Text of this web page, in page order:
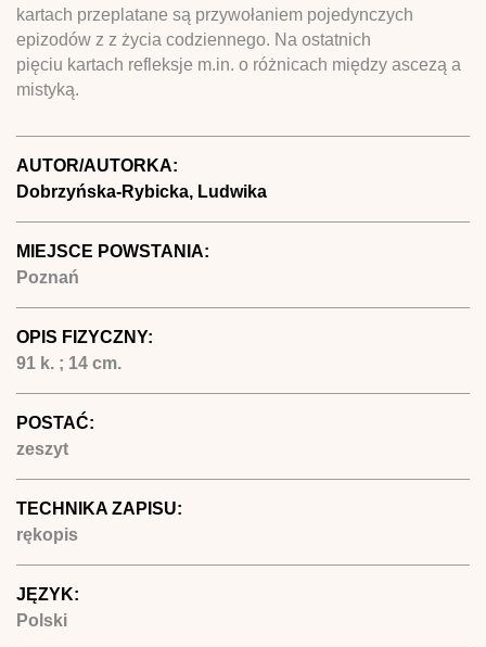
kartach przeplatane są przywołaniem pojedynczych
epizodów z z życia codziennego. Na ostatnich
pięciu kartach refleksje m.in. o różnicach między ascezą a
mistyką.
AUTOR/AUTORKA:
Dobrzyńska-Rybicka, Ludwika
MIEJSCE POWSTANIA:
Poznań
OPIS FIZYCZNY:
91 k. ; 14 cm.
POSTAĆ:
zeszyt
TECHNIKA ZAPISU:
rękopis
JĘZYK:
Polski